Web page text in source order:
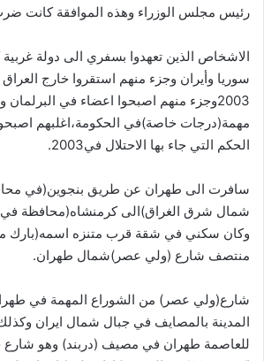
رئيس مجلس الوزراء وهذه الموافقة كانت
الاشخاص الذين تعهدوا بسفري الى دولة غربية
سوريا وأيران وجزء منهم استقروا خارج العراق
2003وجزء منهم اصبحوا اعضاء في
مهمة(درجات خاصة)في الحكومة،اغلبهم
الحكم التي جاء بها الاحتلال في2003.
سافرت الى طهران عن طريق بنجوين(في
شمال شرق الغراق)الى كرمنشاه(محافظة
وكان سكني في شقة قرب متنزه اسمه(بارك
منتصف شارع (ولي عصر)شمال طهران.
شارع(ولي عصر) من الشوراع المهمة في
المدينة بالمصايف في جبال شمال ايران وكذلك
للعاصمة طهران في مصيف (دربند) وهو شارع